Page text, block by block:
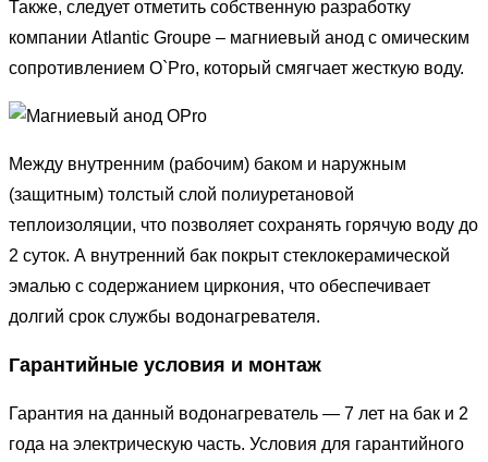
Также, следует отметить собственную разработку
компании Atlantic Groupe – магниевый анод с омическим
сопротивлением O`Pro, который смягчает жесткую воду.
Между внутренним (рабочим) баком и наружным
(защитным) толстый слой полиуретановой
теплоизоляции, что позволяет сохранять горячую воду до
2 суток. А внутренний бак покрыт стеклокерамической
эмалью с содержанием циркония, что обеспечивает
долгий срок службы водонагревателя.
Гарантийные условия и монтаж
Гарантия на данный водонагреватель — 7 лет на бак и 2
года на электрическую часть. Условия для гарантийного